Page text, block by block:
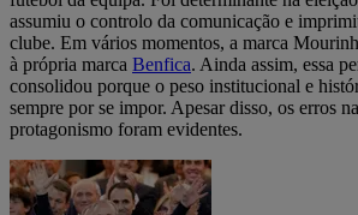
assumiu o controlo da comunicação e
clube. Em vários momentos, a marca
à própria marca Benfica. Ainda assim, essa
consolidou porque o peso institucional e
sempre por se impor. Apesar disso, os erros
protagonismo foram evidentes.